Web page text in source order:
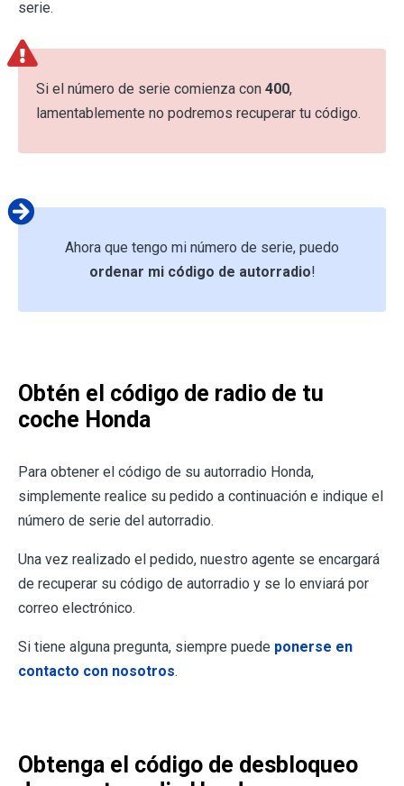
serie.
Si el número de serie comienza con 400,
lamentablemente no podremos recuperar tu código.
Ahora que tengo mi número de serie, puedo
ordenar mi código de autorradio!
Obtén el código de radio de tu
coche Honda
Para obtener el código de su autorradio Honda,
simplemente realice su pedido a continuación e indique el
número de serie del autorradio.
Una vez realizado el pedido, nuestro agente se encargará
de recuperar su código de autorradio y se lo enviará por
correo electrónico.
Si tiene alguna pregunta, siempre puede ponerse en
contacto con nosotros.
Obtenga el código de desbloqueo